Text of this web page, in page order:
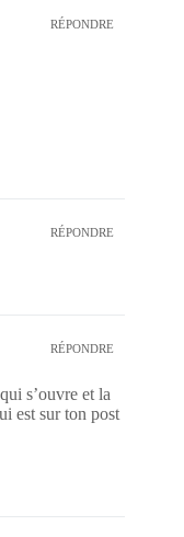
RÉPONDRE
RÉPONDRE
RÉPONDRE
s’ouvre et la
est sur ton post